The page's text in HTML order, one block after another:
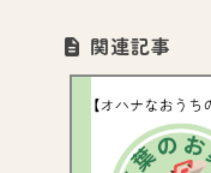
関連記事